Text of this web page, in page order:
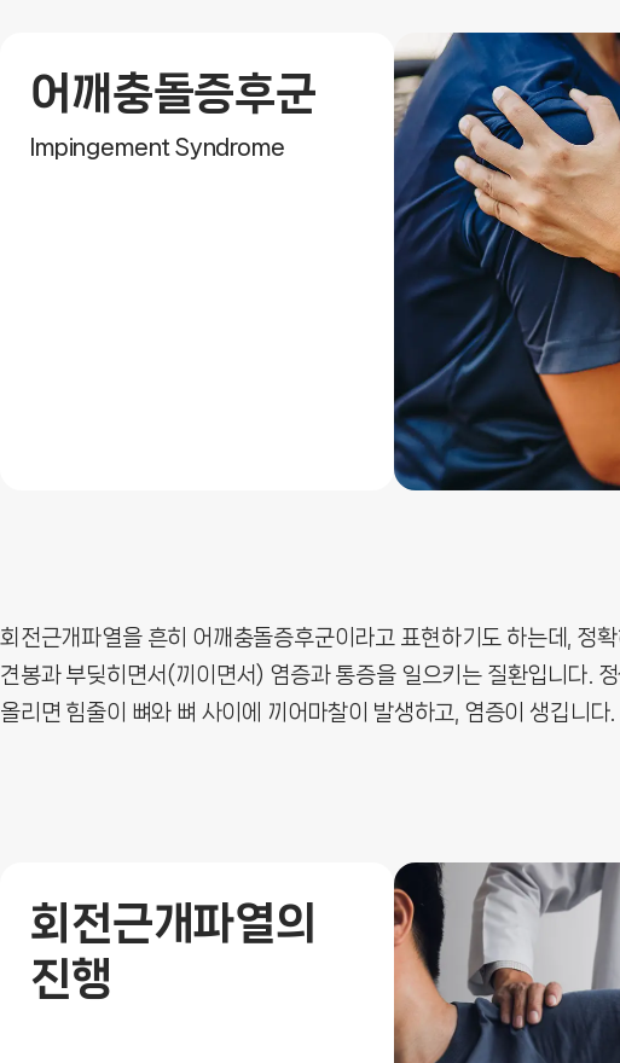
어깨충돌증후군
Impingement Syndrome
회전근개파열을 흔히 어깨충돌증후군이라고 표현하기도 하는데, 정
견봉과 부딪히면서(끼이면서) 염증과 통증을 일으키는 질환입니다.
올리면 힘줄이 뼈와 뼈 사이에 끼어마찰이 발생하고, 염증이 생깁니
회전근개파열의
진행